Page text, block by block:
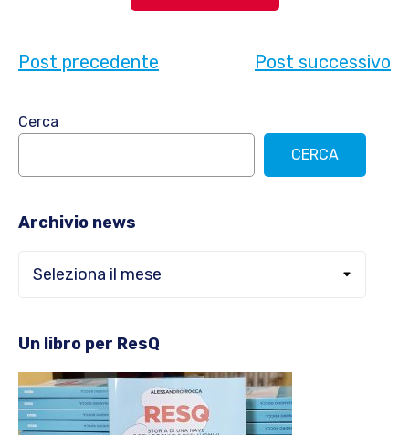
Post precedente Post successivo
Barra
laterale
Cerca
CERCA
Archivio news
news
Un libro per ResQ